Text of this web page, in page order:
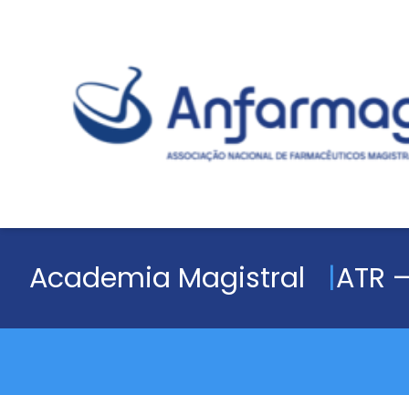
Academia Magistral ATR